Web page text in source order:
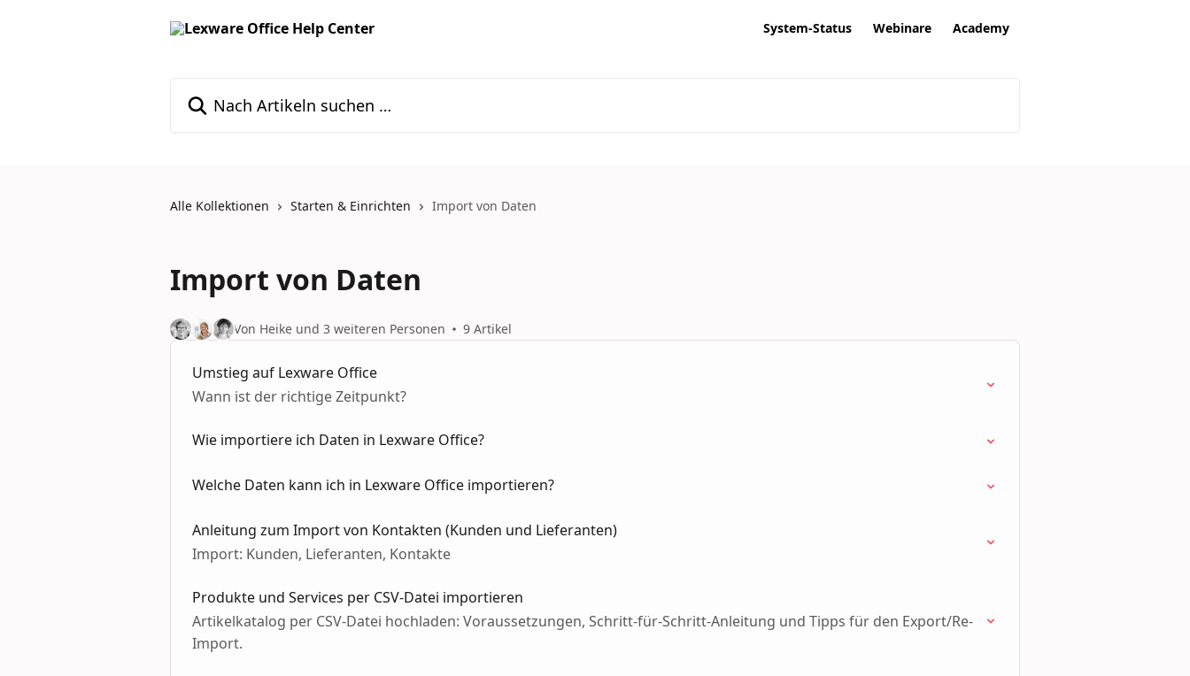
System-Status Webinare Academy
Alle Kollektionen Starten & Einrichten Import von Daten
Import von Daten
Von Heike und 3 weiteren Personen 9 Artikel
Umstieg auf Lexware Office
Wann ist der richtige Zeitpunkt?
Wie importiere ich Daten in Lexware Office?
Welche Daten kann ich in Lexware Office importieren?
Anleitung zum Import von Kontakten (Kunden und Lieferanten)
Import: Kunden, Lieferanten, Kontakte
Produkte und Services per CSV-Datei importieren
Artikelkatalog per CSV-Datei hochladen: Voraussetzungen, Schritt-für-Schritt-Anleitung und Tipps für den Export/Re-
Import.